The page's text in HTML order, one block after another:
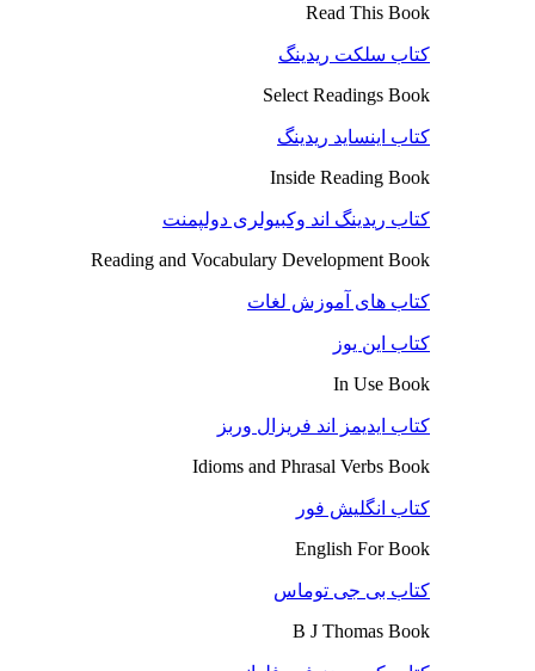
Read This Book
کتاب سلکت ریدینگ
Select Readings Book
کتاب اینساید ریدینگ
Inside Reading Book
کتاب ریدینگ اند وکبیولری دولپمنت
Reading and Vocabulary Development Book
کتاب های آموزش لغات
کتاب این یوز
In Use Book
کتاب ایدیمز اند فریزال وربز
Idioms and Phrasal Verbs Book
کتاب انگلیش فور
English For Book
کتاب بی جی توماس
B J Thomas Book